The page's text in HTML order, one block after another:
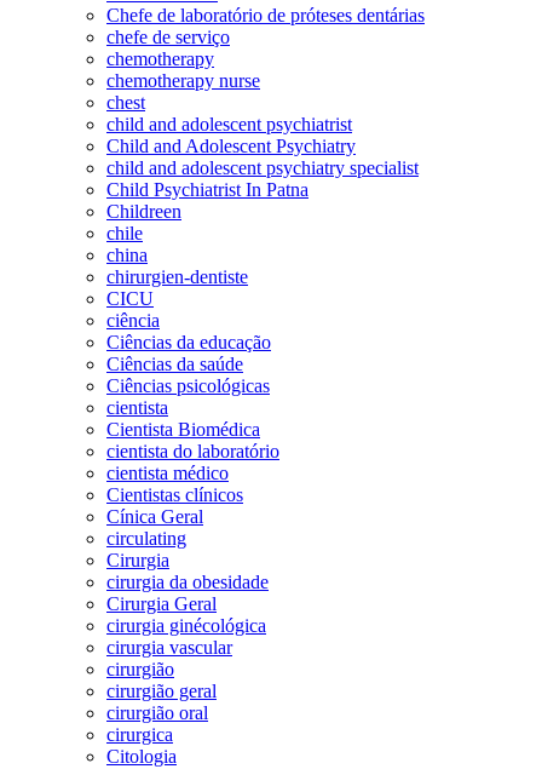
Chefe de laboratório de próteses dentárias
chefe de serviço
chemotherapy
chemotherapy nurse
chest
child and adolescent psychiatrist
Child and Adolescent Psychiatry
child and adolescent psychiatry specialist
Child Psychiatrist In Patna
Childreen
chile
china
chirurgien-dentiste
CICU
ciência
Ciências da educação
Ciências da saúde
Ciências psicológicas
cientista
Cientista Biomédica
cientista do laboratório
cientista médico
Cientistas clínicos
Cínica Geral
circulating
Cirurgia
cirurgia da obesidade
Cirurgia Geral
cirurgia ginécológica
cirurgia vascular
cirurgião
cirurgião geral
cirurgião oral
cirurgica
Citologia